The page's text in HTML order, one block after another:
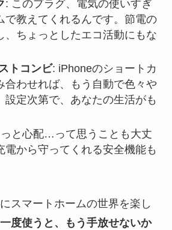
: このプラグ、電気の使いすぎ
で教えてくれるんです。節電の
、ちょっとしたエコ活動にもな
トコンビ: iPhoneのショートカ
合わせれば、もう自動で色々や
設定次第で、あなたの生活がも
と心配…って思うことも大丈
電から守ってくれる安全機能も
スマートホームの世界を楽し
一度使うと、もう手放せないか